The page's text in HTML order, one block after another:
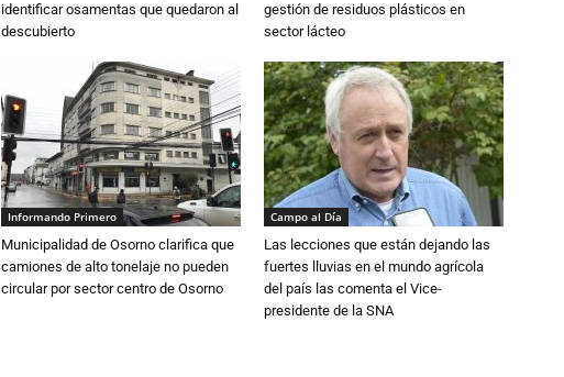
identificar osamentas que quedaron al
descubierto
gestión de residuos plásticos en
sector lácteo
Informando Primero
Municipalidad de Osorno clarifica que
camiones de alto tonelaje no pueden
circular por sector centro de Osorno
Campo al Día
Las lecciones que están dejando las
fuertes lluvias en el mundo agrícola
del país las comenta el Vice-
presidente de la SNA